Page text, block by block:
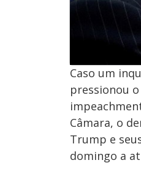
Caso um
pressionou
Câmara, o
Trump e
domingo a